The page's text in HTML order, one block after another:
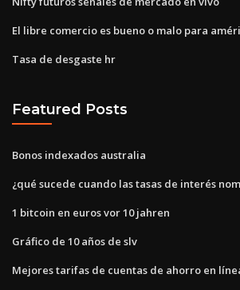
El libre comercio es bueno o malo para
Tasa de desgaste hr
Featured Posts
Bonos indexados australia
¿qué sucede cuando las tasas de interés
1 bitcoin en euros vor 10 jahren
Gráfico de 10 años de slv
Mejores tarifas de cuentas de ahorro en